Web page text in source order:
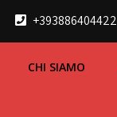
+393886404422
CHI SIAMO